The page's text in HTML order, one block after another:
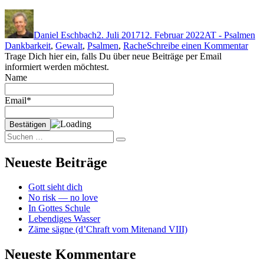
Autor
Daniel Eschbach2. Juli 201712. Februar 2022AT - Psalmen
Dankbarkeit, Gewalt, Psalmen, RacheSchreibe einen Kommentarzu
Trage Dich hier ein, falls Du über neue Beiträge per Email
informiert werden möchtest.
Name
Email*
Suchen
nach:
Suchen
Neueste Beiträge
Gott sieht dich
No risk — no love
In Gottes Schule
Lebendiges Wasser
Zäme sägne (d’Chraft vom Mitenand VIII)
Neueste Kommentare